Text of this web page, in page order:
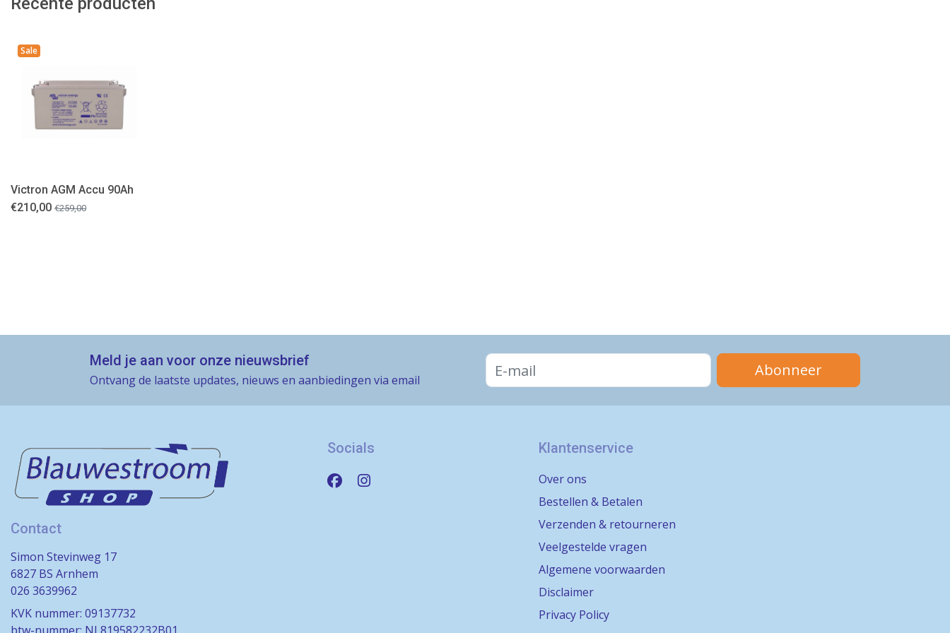
Sale
Victron AGM Accu 90Ah
€210,00 €259,00
Meld je aan voor onze nieuwsbrief
Ontvang de laatste updates, nieuws en aanbiedingen via email
Abonneer
Contact
Simon Stevinweg 17
6827 BS Arnhem
026 3639962
KVK nummer: 09137732
btw-nummer: NL819582232B01
Socials Klantenservice
Over ons
Bestellen & Betalen
Verzenden & retourneren
Veelgestelde vragen
Algemene voorwaarden
Disclaimer
Privacy Policy